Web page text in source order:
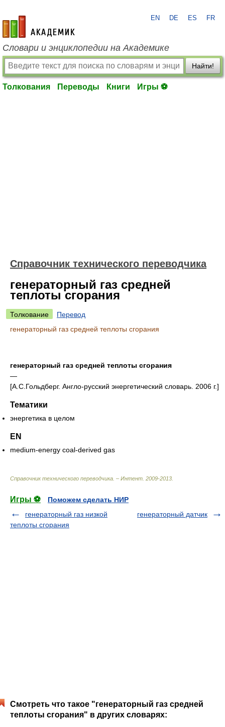
academic.ru
EN DE ES FR
Словари и энциклопедии на Академике
Найти!
Толкования Переводы Книги Игры ⚽
Справочник технического переводчика
генераторный газ средней
теплоты сгорания
Толкование
Перевод
генераторный газ средней теплоты сгорания
генераторный газ средней теплоты сгорания
—
[А.С.Гольдберг. Англо-русский энергетический словарь. 2006 г.]
Тематики
энергетика в целом
EN
medium-energy coal-derived gas
Справочник технического переводчика. – Интент 2009-2013
Игры ⚽
Поможем сделать НИР
генераторный газ низкой
теплоты сгорания
генераторный датчик
Смотреть что такое "генераторный газ средней
теплоты сгорания" в других словарях: